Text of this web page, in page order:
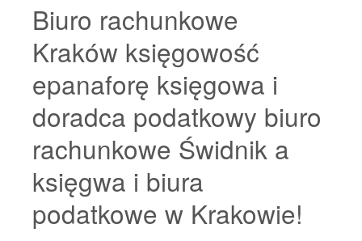
Biuro rachunkowe
Kraków księgowość
epanaforę księgowa i
doradca podatkowy biuro
rachunkowe Świdnik a
księgwa i biura
podatkowe w Krakowie!